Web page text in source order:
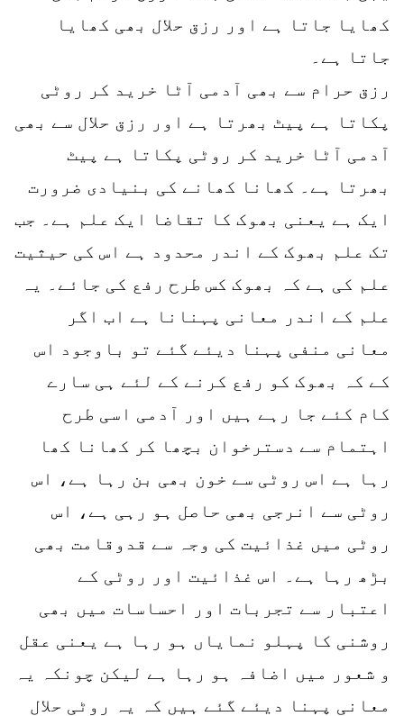
کھایا جاتا ہے اور رزق حلال بھی کھایا
جاتا ہے۔
رزق حرام سے بھی آدمی آٹا خرید کر روٹی
پکاتا ہے پیٹ بھرتا ہے اور رزق حلال سے بھی
آدمی آٹا خرید کر روٹی پکاتا ہے پیٹ
بھرتا ہے۔ کھانا کھانے کی بنیادی ضرورت
ایک ہے یعنی بھوک کا تقاضا ایک علم ہے۔ جب
تک علم بھوک کے اندر محدود ہے اس کی حیثیت
علم کی ہے کہ بھوک کس طرح رفع کی جائے۔ یہ
علم کے اندر معانی پہنانا ہے اب اگر
معانی منفی پہنا دیئے گئے تو باوجود اس
کے کہ بھوک کو رفع کرنے کے لئے ہی سارے
کام کئے جا رہے ہیں اور آدمی اسی طرح
اہتمام سے دسترخوان بچھا کر کھانا کھا
رہا ہے اس روٹی سے خون بھی بن رہا ہے، اس
روٹی سے انرجی بھی حاصل ہو رہی ہے، اس
روٹی میں غذائیت کی وجہ سے قدوقامت بھی
بڑھ رہا ہے۔ اس غذائیت اور روٹی کے
اعتبار سے تجربات اور احساسات میں بھی
روشنی کا پہلو نمایاں ہو رہا ہے یعنی عقل
و شعور میں اضافہ ہو رہا ہے لیکن چونکہ یہ
معانی پہنا دیئے گئے ہیں کہ یہ روٹی حلال